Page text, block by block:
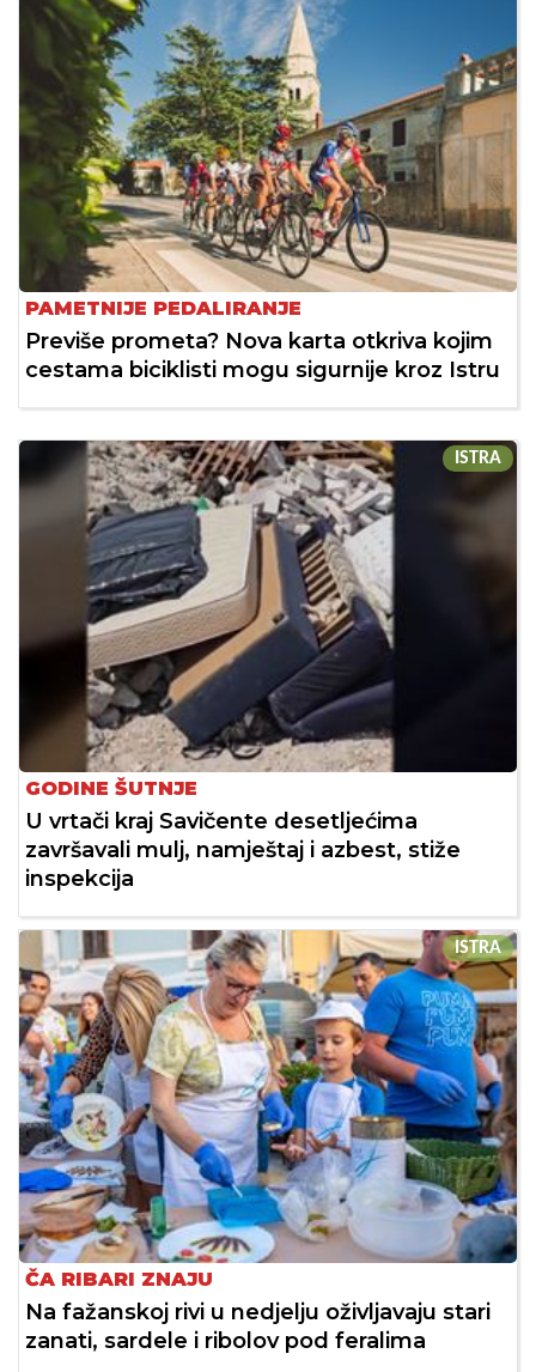
PAMETNIJE PEDALIRANJE
Previše prometa? Nova karta otkriva kojim
cestama biciklisti mogu sigurnije kroz Istru
ISTRA
GODINE ŠUTNJE
U vrtači kraj Savičente desetljećima
završavali mulj, namještaj i azbest, stiže
inspekcija
ISTRA
ČA RIBARI ZNAJU
Na fažanskoj rivi u nedjelju oživljavaju stari
zanati, sardele i ribolov pod feralima